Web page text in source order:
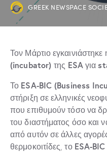
GREEK NEWSPACE
Τον Μάρτιο εγκαινιάστηκε
(incubator)της ESAγια
Το ESA-BIC (Business
στήριξη σε ελληνικές
που επιθυμούν τόσο να
του διαστήματος όσο και
από αυτόν σε άλλες
θερμοκοιτίδες, το ESA-BIC